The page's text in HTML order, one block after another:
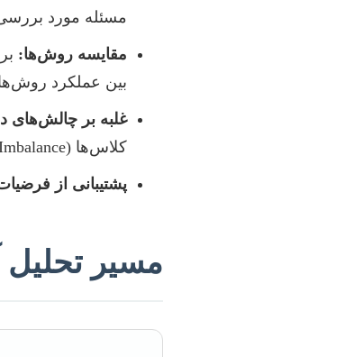
مسئله مورد بررسی
مقایسه روش‌ها:
بین عملکرد
غلبه بر چالش‌های
کلاس‌ها (Class Imbalance) نیاز به رویکردهای آماری برای شناسایی و مدیریت صحیح دارند.
پشتیبانی از
مسیر تحلیل